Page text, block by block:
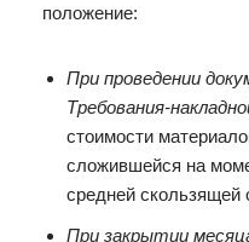
положение:
При проведении
Требования-
стоимости
сложившейся на
средней скользящей
При закрытии